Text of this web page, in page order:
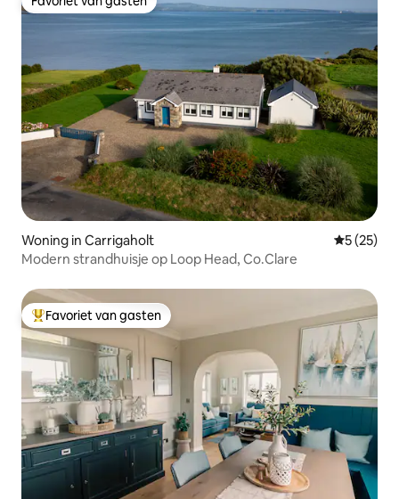
Favoriet van gasten
Woning in Carrigaholt
5 (25)
Modern strandhuisje op Loop Head, Co.Clare
Topfavoriet van gasten
Favoriet van gasten